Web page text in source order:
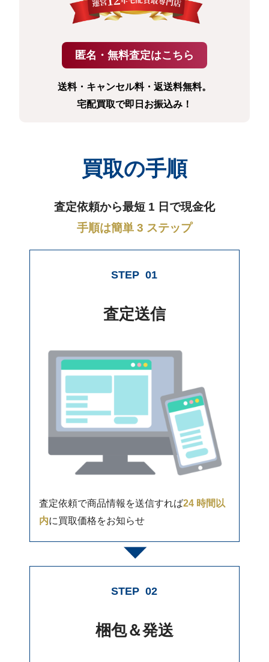
送料・キャンセル料・返送料無料。
宅配買取で即日お振込み！
買取の手順
査定依頼から最短 1 日で現金化
手順は簡単 3 ステップ
STEP 01
査定送信
査定依頼で商品情報を送信すれば24 時間以
内に買取価格をお知らせ
STEP 02
梱包＆発送